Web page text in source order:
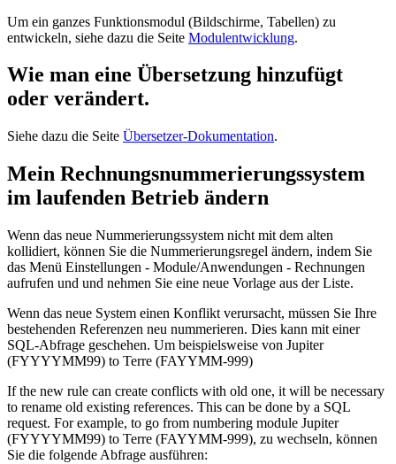
Um ein ganzes Funktionsmodul (Bildschirme, Tabellen) zu
entwickeln, siehe dazu die Seite Modulentwicklung.
Wie man eine Übersetzung hinzufügt
oder verändert.
Siehe dazu die Seite Übersetzer-Dokumentation.
Mein Rechnungsnummerierungssystem
im laufenden Betrieb ändern
Wenn das neue Nummerierungssystem nicht mit dem alten
kollidiert, können Sie die Nummerierungsregel ändern, indem Sie
das Menü Einstellungen - Module/Anwendungen - Rechnungen
aufrufen und und nehmen Sie eine neue Vorlage aus der Liste.
Wenn das neue System einen Konflikt verursacht, müssen Sie Ihre
bestehenden Referenzen neu nummerieren. Dies kann mit einer
SQL-Abfrage geschehen. Um beispielsweise von Jupiter
(FYYYYMM99) to Terre (FAYYMM-999)
If the new rule can create conflicts with old one, it will be necessary
to rename old existing references. This can be done by a SQL
request. For example, to go from numbering module Jupiter
(FYYYYMM99) to Terre (FAYYMM-999), zu wechseln, können
Sie die folgende Abfrage ausführen: